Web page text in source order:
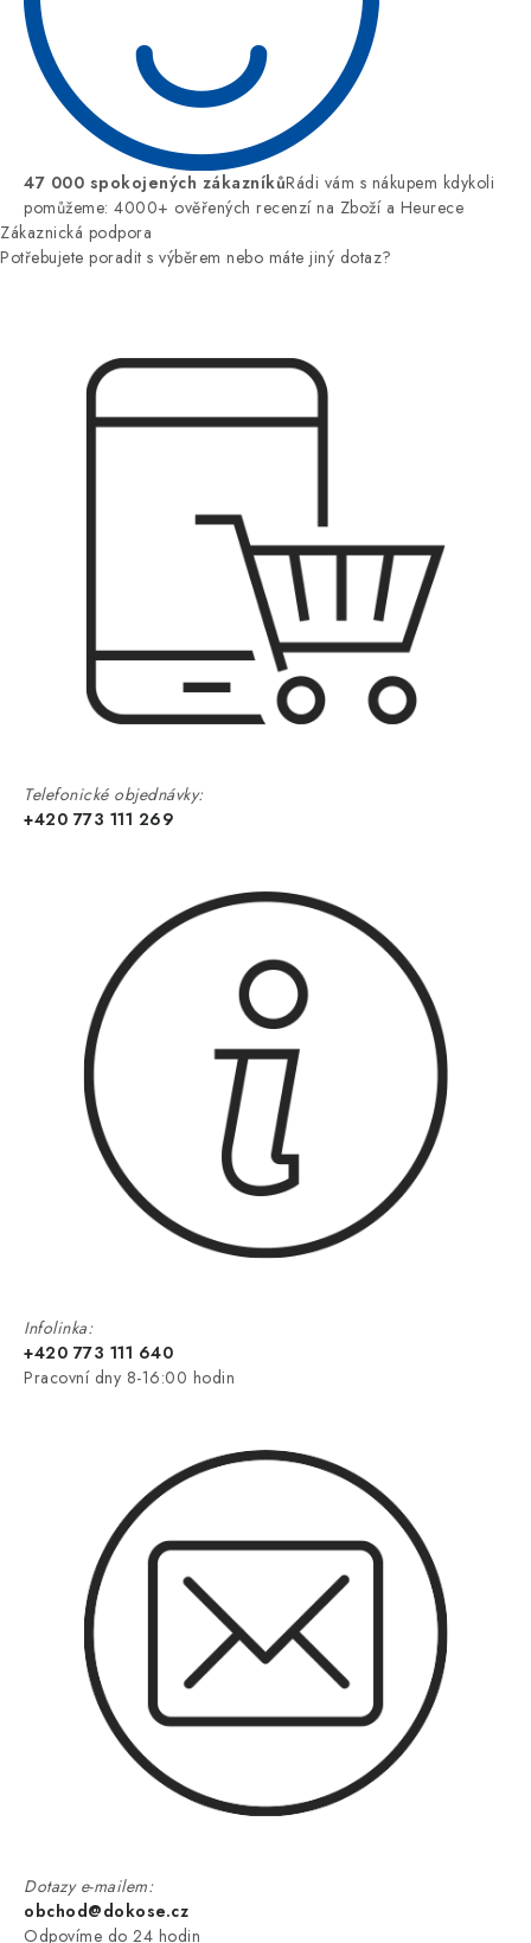
47 000 spokojených zákazníkůRádi vám s nákupem kdykoli
pomůžeme: 4000+ ověřených recenzí na Zboží a Heurece
Zákaznická podpora
Potřebujete poradit s výběrem nebo máte jiný dotaz?
Telefonické objednávky:
+420 773 111 269
Infolinka:
+420 773 111 640
Pracovní dny 8-16:00 hodin
Dotazy e-mailem:
obchod@dokose.cz
Odpovíme do 24 hodin